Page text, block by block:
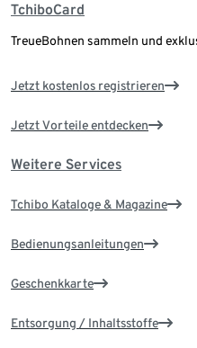
TchiboCard
TreueBohnen sammeln und
Jetzt kostenlos registrieren
Jetzt Vorteile entdecken
Weitere Services
Tchibo Kataloge & Magazine
Bedienungsanleitungen
Geschenkkarte
Entsorgung / Inhaltsstoffe